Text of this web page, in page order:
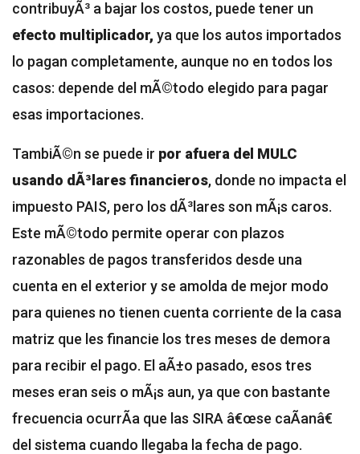
contribuyÃ³ a bajar los costos, puede tener un
efecto multiplicador, ya que los autos importados
lo pagan completamente, aunque no en todos los
casos: depende del mÃ©todo elegido para pagar
esas importaciones.
TambiÃ©n se puede ir por afuera del MULC
usando dÃ³lares financieros, donde no impacta el
impuesto PAIS, pero los dÃ³lares son mÃ¡s caros.
Este mÃ©todo permite operar con plazos
razonables de pagos transferidos desde una
cuenta en el exterior y se amolda de mejor modo
para quienes no tienen cuenta corriente de la casa
matriz que les financie los tres meses de demora
para recibir el pago. El aÃ±o pasado, esos tres
meses eran seis o mÃ¡s aun, ya que con bastante
frecuencia ocurrÃ­a que las SIRA â€œse caÃ­anâ€
del sistema cuando llegaba la fecha de pago.